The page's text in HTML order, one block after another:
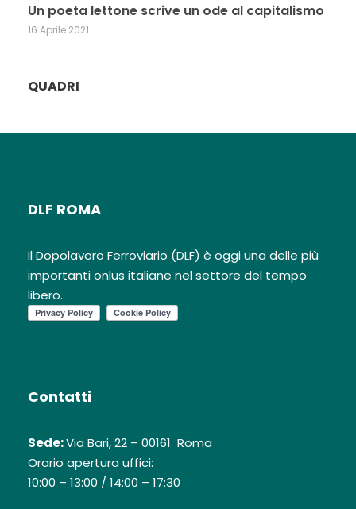
Un poeta lettone scrive un ode al capitalismo
16 Aprile 2021
QUADRI
DLF ROMA
Il Dopolavoro Ferroviario (DLF) è oggi una delle più
importanti onlus italiane nel settore del tempo
libero.
Contatti
Sede:Via Bari, 22 – 00161 Roma
Orario apertura uffici:
10:00 – 13:00 / 14:00 – 17:30